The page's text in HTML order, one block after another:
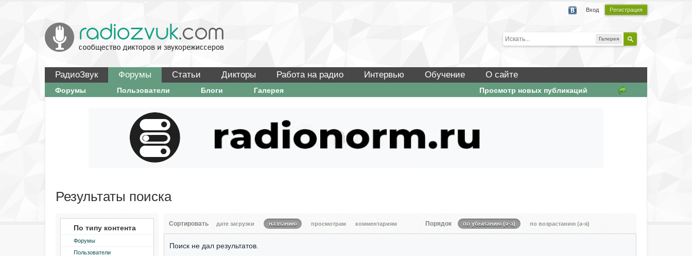
Вход Регистрация
Галерея
РадиоЗвук Форумы Статьи Дикторы Работа на радио Интервью Обучение О сайте
Просмотр новых публикаций
Форумы Пользователи Блоги Галерея
Результаты поиска
По типу контента
Форумы
Пользователи
Сортировать дате загрузки названию просмотрам комментариям Порядок по убыванию (я-а) по возрастанию (а-я)
Поиск не дал результатов.